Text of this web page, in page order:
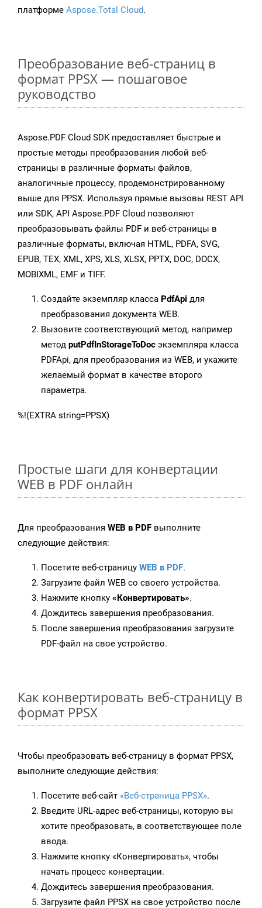
платформе Aspose.Total Cloud.
Преобразование веб-страниц в
формат PPSX — пошаговое
руководство
Aspose.PDF Cloud SDK предоставляет быстрые и
простые методы преобразования любой веб-
страницы в различные форматы файлов,
аналогичные процессу, продемонстрированному
выше для PPSX. Используя прямые вызовы REST API
или SDK, API Aspose.PDF Cloud позволяют
преобразовывать файлы PDF и веб-страницы в
различные форматы, включая HTML, PDFA, SVG,
EPUB, TEX, XML, XPS, XLS, XLSX, PPTX, DOC, DOCX,
MOBIXML, EMF и TIFF.
Создайте экземпляр класса PdfApi для
преобразования документа WEB.
Вызовите соответствующий метод, например
метод putPdfInStorageToDoc экземпляра класса
PDFApi, для преобразования из WEB, и укажите
желаемый формат в качестве второго
параметра.
%!(EXTRA string=PPSX)
Простые шаги для конвертации
WEB в PDF онлайн
Для преобразования WEB в PDF выполните
следующие действия:
Посетите веб-страницу WEB в PDF.
Загрузите файл WEB со своего устройства.
Нажмите кнопку «Конвертировать».
Дождитесь завершения преобразования.
После завершения преобразования загрузите
PDF-файл на свое устройство.
Как конвертировать веб-страницу в
формат PPSX
Чтобы преобразовать веб-страницу в формат PPSX,
выполните следующие действия:
Посетите веб-сайт «Веб-страница PPSX».
Введите URL-адрес веб-страницы, которую вы
хотите преобразовать, в соответствующее поле
ввода.
Нажмите кнопку «Конвертировать», чтобы
начать процесс конвертации.
Дождитесь завершения преобразования.
Загрузите файл PPSX на свое устройство после